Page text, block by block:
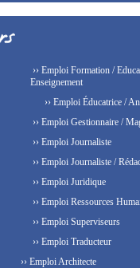
›› Emploi Formation /
Enseignement
›› Emploi Éducatrice /
›› Emploi Gestionnaire /
›› Emploi Journaliste
›› Emploi Journaliste /
›› Emploi Juridique
›› Emploi Ressources
›› Emploi Superviseurs
›› Emploi Traducteur
›› Emploi Architecte